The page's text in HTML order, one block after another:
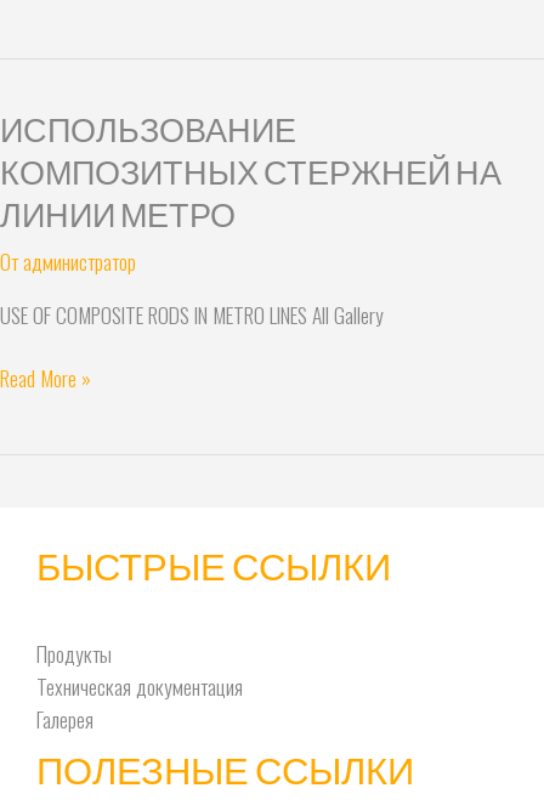
ИСПОЛЬЗОВАНИЕ
КОМПОЗИТНЫХ СТЕРЖНЕЙ НА
ЛИНИИ МЕТРО
Отадминистратор
USE OF COMPOSITE RODS IN METRO LINES All Gallery
ИСПОЛЬЗОВАНИЕ
КОМПОЗИТНЫХ
СТЕРЖНЕЙ
НА
ЛИНИИ
Read More »
БЫСТРЫЕ ССЫЛКИ
Продукты
Техническая документация
Галерея
ПОЛЕЗНЫЕ ССЫЛКИ